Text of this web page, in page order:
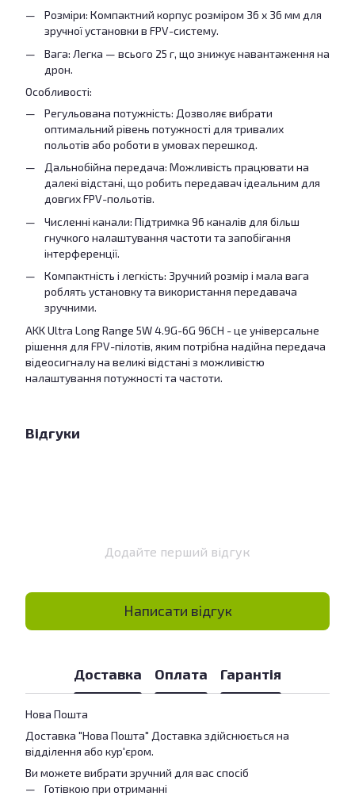
Розміри: Компактний корпус розміром 36 x 36 мм для
зручної установки в FPV-систему.
Вага: Легка — всього 25 г, що знижує навантаження на
дрон.
Особливості:
Регульована потужність: Дозволяє вибрати
оптимальний рівень потужності для тривалих
польотів або роботи в умовах перешкод.
Дальнобійна передача: Можливість працювати на
далекі відстані, що робить передавач ідеальним для
довгих FPV-польотів.
Численні канали: Підтримка 96 каналів для більш
гнучкого налаштування частоти та запобігання
інтерференції.
Компактність і легкість: Зручний розмір і мала вага
роблять установку та використання передавача
зручними.
AKK Ultra Long Range 5W 4.9G-6G 96CH - це універсальне
рішення для FPV-пілотів, яким потрібна надійна передача
відеосигналу на великі відстані з можливістю
налаштування потужності та частоти.
Відгуки
Додайте перший відгук
Написати відгук
Доставка Оплата Гарантія
Нова Пошта
Доставка "Нова Пошта" Доставка здійснюється на
відділення або кур'єром.
Ви можете вибрати зручний для вас спосіб
Готівкою при отриманні